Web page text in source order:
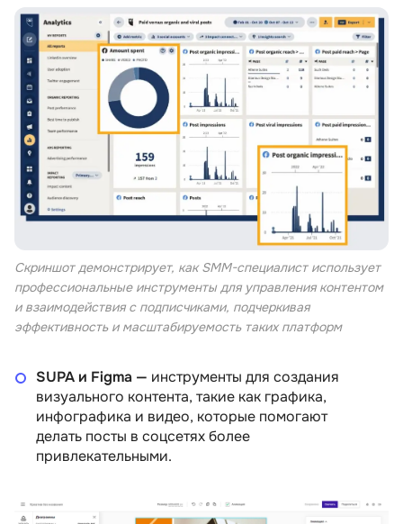
Скриншот демонстрирует, как SMM-специалист использует
профессиональные инструменты для управления контентом
и взаимодействия с подписчиками, подчеркивая
эффективность и масштабируемость таких платформ
SUPA и Figma — инструменты для создания
визуального контента, такие как графика,
инфографика и видео, которые помогают
делать посты в соцсетях более
привлекательными.